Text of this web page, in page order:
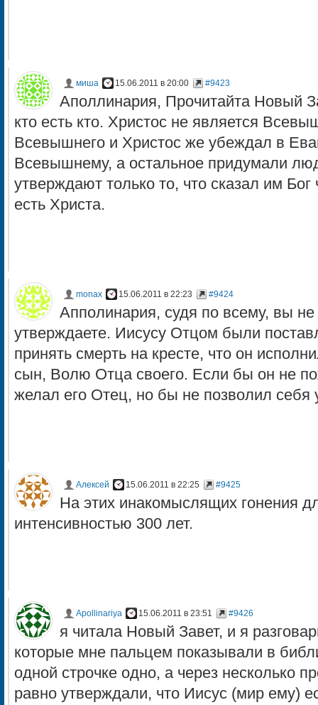
миша 15.06.2011 в 20:00 #9423
Аполлинария, Прочитайта Новый
кто есть кто. Христос не является
Всевышнего и Христос же убеждал в
Всевышнему, а остальное придумали
утверждают только то, что сказал им
есть Христа.
monax 15.06.2011 в 22:23 #9424
Апполинария, судя по всему, вы не
утверждаете. Иисусу Отцом были
принять смерть на кресте, что он
сын, Волю Отца своего. Если бы он не
желал его Отец, но бы не позволил себя
Алексей 15.06.2011 в 22:25 #9425
На этих инакомыслящих гонения
интенсивностью 300 лет.
Apollinariya 15.06.2011 в 23:51 #9426
я читала Новый Завет, и я
которые мне пальцем показывали в
одной строчке одно, а через несколько
равно утверждали, что Иисус (мир ему)